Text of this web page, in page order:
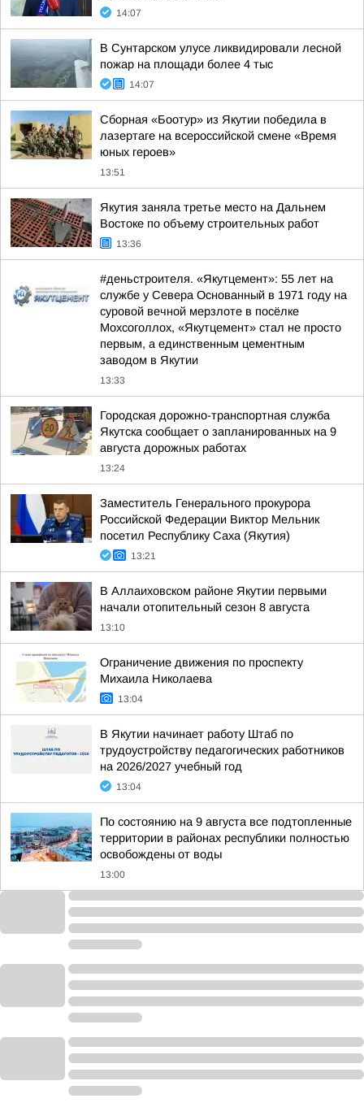
14:07
В Сунтарском улусе ликвидировали лесной
пожар на площади более 4 тыс
14:07
Сборная «Боотур» из Якутии победила в
лазертаге на всероссийской смене «Время
юных героев»
13:51
Якутия заняла третье место на Дальнем
Востоке по объему строительных работ
13:36
#деньстроителя. «Якутцемент»: 55 лет на
службе у Севера Основанный в 1971 году на
суровой вечной мерзлоте в посёлке
Мохсоголлох, «Якутцемент» стал не просто
первым, а единственным цементным
заводом в Якутии
13:33
Городская дорожно-транспортная служба
Якутска сообщает о запланированных на 9
августа дорожных работах
13:24
Заместитель Генерального прокурора
Российской Федерации Виктор Мельник
посетил Республику Саха (Якутия)
13:21
В Аллаиховском районе Якутии первыми
начали отопительный сезон 8 августа
13:10
Ограничение движения по проспекту
Михаила Николаева
13:04
В Якутии начинает работу Штаб по
трудоустройству педагогических работников
на 2026/2027 учебный год
13:04
По состоянию на 9 августа все подтопленные
территории в районах республики полностью
освобождены от воды
13:00